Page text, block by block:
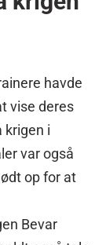
havde
vise deres
krigen i
var også
op for at
Bevar